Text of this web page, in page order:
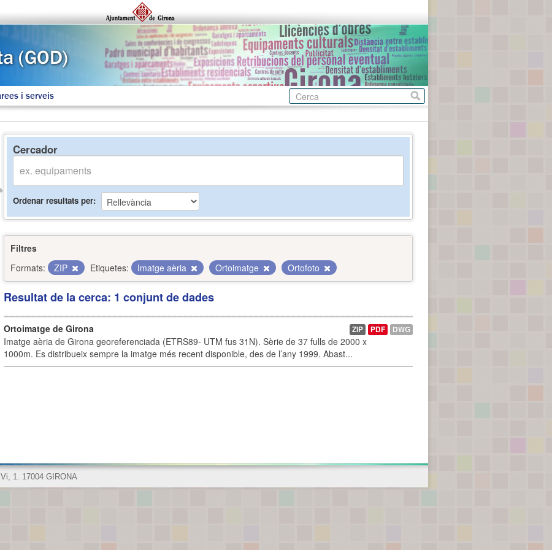
i serveis
Cercador
Ordenar resultats per
Filtres
Formats:
ZIP Etiquetes: Imatge aèria Ortoimatge Ortofoto
Resultat de la cerca: 1 conjunt de dades
Ortoimatge de Girona
Imatge aèria de Girona georeferenciada (ETRS89- UTM fus 31N). Sèrie de 37 fulls de 2000 x
1000m. Es distribueix sempre la imatge més recent disponible, des de l’any 1999. Abast...
ZIP PDF DWG
1. 17004 GIRONA